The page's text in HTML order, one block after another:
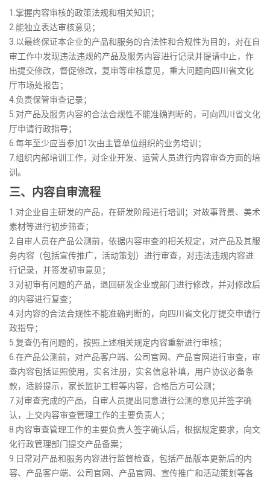
1.掌握内容审核的政策法规和相关知识；
2.能独立表达审核意见；
3.以最终保证本企业的产品和服务的合法性和合规性为目的，对在自
审工作中发现违法违规的产品及服务内容进行记录并提请中止，作
出提交修改，督促修改，复审等审核意见，重大问题向四川省文化
厅市场处报告；
4.负责保管审查记录；
5.对产品及服务内容的合法合规性不能准确判断的，可向四川省文化
厅申请行政指导；
6.每年至少应当参加1次由主管单位组织的业务培训；
7.组织内部培训工作，对企业开发、运营人员进行内容审查方面的培
训。
三、内容自审流程
1.对企业自主研发的产品，在研发阶段进行培训；对故事背景、美术
素材等进行初步筛查；
2.自审人员在产品公测前，依据内容审查的相关规定，对产品及其服
务内容（包括宣传推广，活动策划）进行审查，对违法违规内容进
行记录，并签发初审意见；
3.对初审有问题的产品，退回研发企业或部门进行修改，并对修改后
的内容进行复查；
4.对内容的合法合规性不能准确判断的，向四川省文化厅提交申请行
政指导；
5.复查仍有问题的，按照上述相关规定内容重新进行审核；
6.在产品公测前，对产品客户端、公司官网、产品官网进行审查，审
查内容包括证照使用，实名注册，实名信息补填，用户协议必备条
款，适龄提示，家长监护工程等内容，合格后方可公测；
7.对审查完成的产品，自审人员提出同意进行公测的意见并签字确
认，上交内容审查管理工作的主要负责人；
8.内容审查管理工作的主要负责人签字确认后，根据规定要求，向文
化行政管理部门提交产品备案；
9.日常对产品和服务内容进行监督检查，包括产品版本更新后的内
容、产品客户端、公司官网、产品官网、宣传推广和活动策划等各